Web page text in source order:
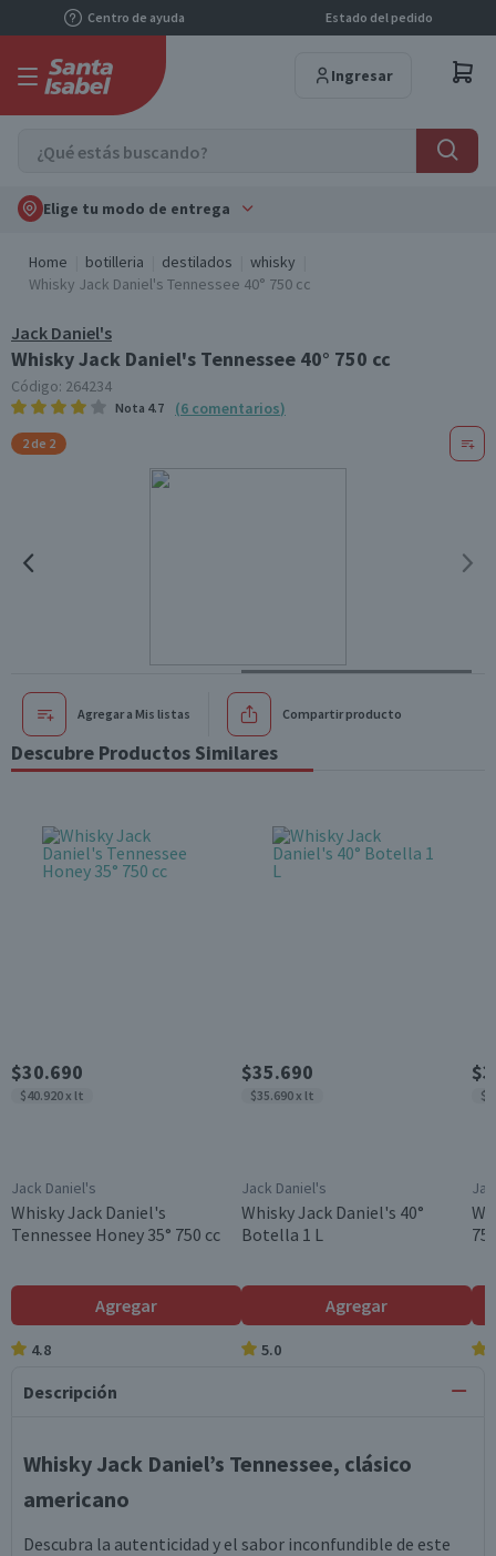
Centro de ayuda Estado del pedido
Ingresar
Elige tu modo de entrega
Home botilleria destilados
whisky
Whisky Jack Daniel's Tennessee 40° 750 cc
Jack Daniel's
Whisky Jack Daniel's Tennessee 40° 750 cc
Código: 264234
Nota 4.7 (6 comentarios)
2 de 2
Agregar a Mis listas Compartir producto
Descubre Productos Similares
$30.690
$40.920 x lt
Jack Daniel's
Whisky Jack Daniel's
Tennessee Honey 35° 750 cc
Agregar
4.8
$35.690
$35.690 x lt
Jack Daniel's
Whisky Jack Daniel's 40°
Botella 1 L
Agregar
5.0
Descripción
Whisky Jack Daniel’s Tennessee, clásico
americano
Descubra la autenticidad y el sabor inconfundible de este